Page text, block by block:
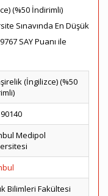
(%50 İndirimli)
Sınavında En Düşük
SAY Puanı ile
(İngilizce) (%50
Medipol
Bilimleri Fakültesi